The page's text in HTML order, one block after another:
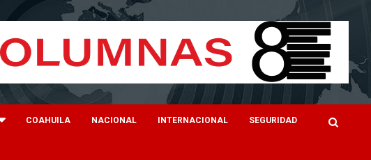
COAHUILA NACIONAL INTERNACIONAL SEGURIDAD